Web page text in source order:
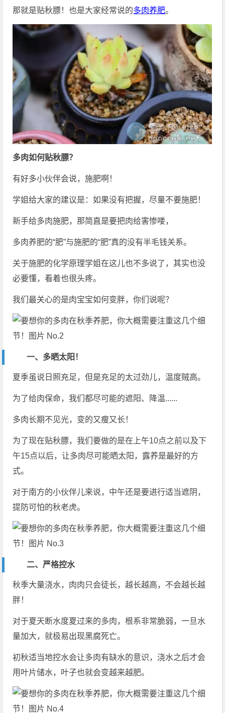
那就是贴秋膘！也是大家经常说的多肉养肥。
多肉如何贴秋膘？
有好多小伙伴会说，施肥啊！
学姐给大家的建议是：如果没有把握，尽量不要施肥！
新手给多肉施肥，那简直是要把肉给害惨喽，
多肉养肥的“肥”与施肥的“肥”真的没有半毛钱关系。
关于施肥的化学原理学姐在这儿也不多说了，其实也没
必要懂，看着也很头疼。
我们最关心的是肉宝宝如何变胖，你们说呢？
一、多晒太阳！
夏季虽说日照充足，但是充足的太过劲儿，温度贼高。
为了给肉保命，我们都尽可能的遮阳、降温......
多肉长期不见光，变的又瘦又长！
为了现在贴秋膘，我们要做的是在上午10点之前以及下
午15点以后，让多肉尽可能晒太阳，露养是最好的方
式。
对于南方的小伙伴儿来说，中午还是要进行适当遮阴，
提防可怕的秋老虎。
二、严格控水
秋季大量浇水，肉肉只会徒长，越长越高，不会越长越
胖！
对于夏天断水度夏过来的多肉，根系非常脆弱，一旦水
量加大，就极易出现黑腐死亡。
初秋适当地控水会让多肉有缺水的意识，浇水之后才会
用叶片储水，叶子也就会变越来越肥。